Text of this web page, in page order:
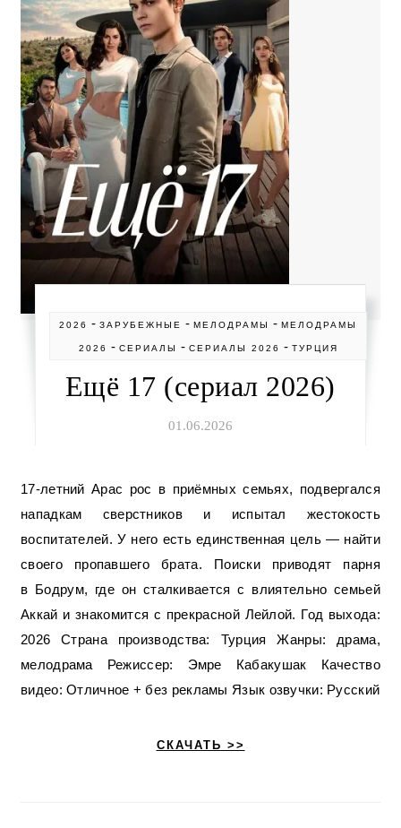
2026 -ЗАРУБЕЖНЫЕ -МЕЛОДРАМЫ -МЕЛОДРАМЫ
2026 - СЕРИАЛЫ - СЕРИАЛЫ 2026 - ТУРЦИЯ
Ещё 17 (сериал 2026)
01.06.2026
17-летний Арас рос в приёмных семьях, подвергался
нападкам сверстников и испытал жестокость
воспитателей. У него есть единственная цель — найти
своего пропавшего брата. Поиски приводят парня
в Бодрум, где он сталкивается с влиятельно семьей
Аккай и знакомится с прекрасной Лейлой. Год выхода:
2026 Страна производства: Турция Жанры: драма,
мелодрама Режиссер: Эмре Кабакушак Качество
видео: Отличное + без рекламы Язык озвучки: Русский
СКАЧАТЬ >>